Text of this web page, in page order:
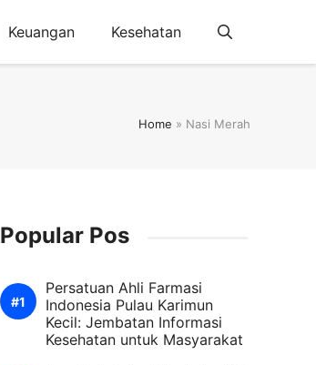
Keuangan Kesehatan
Home » Nasi Merah
Popular Pos
Persatuan Ahli Farmasi
Indonesia Pulau Karimun
Kecil: Jembatan Informasi
Kesehatan untuk Masyarakat